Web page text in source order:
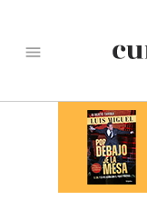
menu